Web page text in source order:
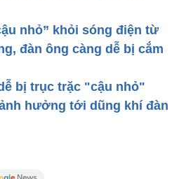
nhỏ” khỏi sóng điện từ
đàn ông càng dễ bị cắm
bị trục trặc "cậu nhỏ"
hưởng tới dũng khí đàn